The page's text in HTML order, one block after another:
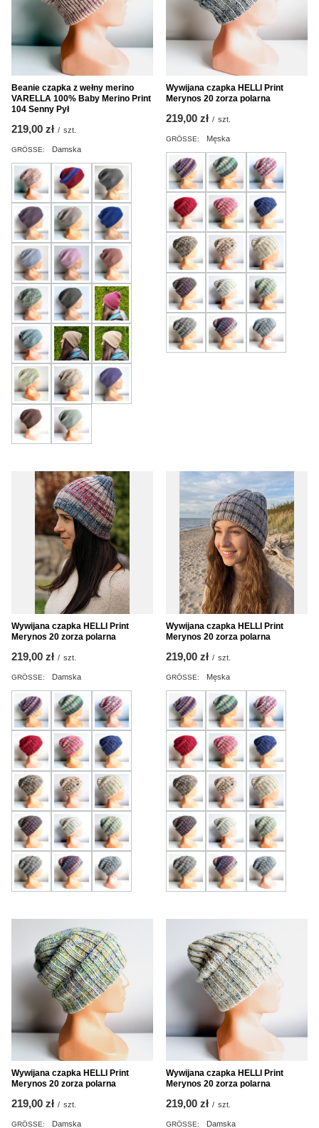
Beanie czapka z wełny merino
VARELLA 100% Baby Merino Print
104 Senny Pył
219,00 zł / szt.
GRÖSSE: Damska
Wywijana czapka HELLI Print
Merynos 20 zorza polarna
219,00 zł / szt.
GRÖSSE: Męska
Wywijana czapka HELLI Print
Merynos 20 zorza polarna
219,00 zł / szt.
GRÖSSE: Damska
Wywijana czapka HELLI Print
Merynos 20 zorza polarna
219,00 zł / szt.
GRÖSSE: Męska
Wywijana czapka HELLI Print
Merynos 20 zorza polarna
219,00 zł / szt.
GRÖSSE: Damska
Wywijana czapka HELLI Print
Merynos 20 zorza polarna
219,00 zł / szt.
GRÖSSE: Damska